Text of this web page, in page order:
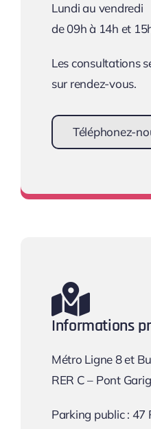
Lundi au vendredi
de 09h à 14h et
Les consultations
sur rendez-vous.
Téléphonez-
Informations
Métro Ligne 8 et
RER C – Pont
Parking public : 47